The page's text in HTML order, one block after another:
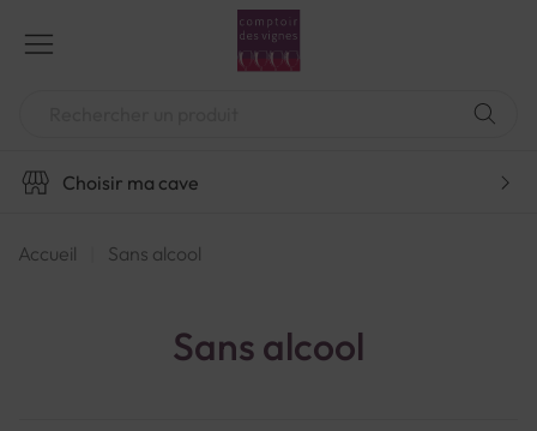
contenu
Choisir ma cave
Accueil Sans alcool
Sans alcool